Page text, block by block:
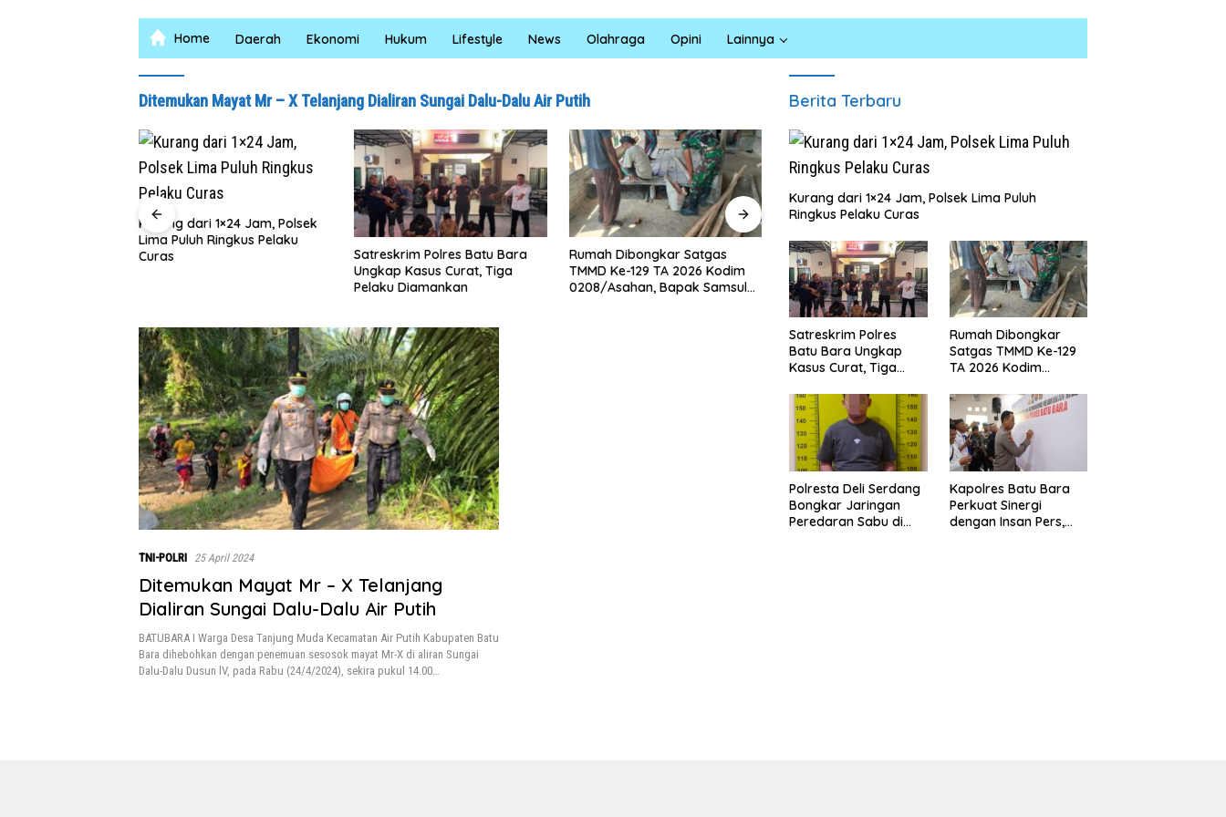
Home Daerah Ekonomi Hukum Lifestyle News Olahraga Opini Lainnya
Ditemukan Mayat Mr – X Telanjang Dialiran Sungai Dalu-Dalu Air Putih
Kurang dari 1×24 Jam, Polsek
Lima Puluh Ringkus Pelaku
Curas
Satreskrim Polres Batu Bara
Ungkap Kasus Curat, Tiga
Pelaku Diamankan
Rumah Dibongkar Satgas
TMMD Ke-129 TA 2026 Kodim
0208/Asahan, Bapak Samsul
Polresta Deli Serdang Bongkar
Jaringan Peredaran Sabu di
Pagar Merbau, Dua Pengedar
Dibekuk dengan Barang Bukti
25,73 Gram
Kapolres Batu Bara Perkuat
Sinergi dengan Insan Pers,
Bangun Komunikasi untuk
Ciptakan Kamtibmas Kondusif
TNI-POLRI 25 April 2024
Ditemukan Mayat Mr – X Telanjang
Dialiran Sungai Dalu-Dalu Air Putih
BATUBARA I Warga Desa Tanjung Muda Kecamatan Air Putih Kabupaten Batu
Bara dihebohkan dengan penemuan sesosok mayat Mr-X di aliran Sungai
Dalu-Dalu Dusun lV, pada Rabu (24/4/2024), sekira pukul 14.00…
Berita Terbaru
Kurang dari 1×24 Jam, Polsek Lima Puluh
Ringkus Pelaku Curas
Satreskrim Polres
Batu Bara Ungkap
Kasus Curat, Tiga
Rumah Dibongkar
Satgas TMMD Ke-129
TA 2026 Kodim
Samsul Bahri Bahagia
Impiannya Miliki
Rumah Layak Huni
Segera Terwujud
Polresta Deli Serdang
Bongkar Jaringan
Peredaran Sabu di
Kapolres Batu Bara
Perkuat Sinergi
dengan Insan Pers,